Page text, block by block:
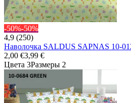
-50%-50%
4,9 (250)
Наволочка SALDUS SAPNAS 10-
2,00 €3,99 €
Цвета 3Размеры 2